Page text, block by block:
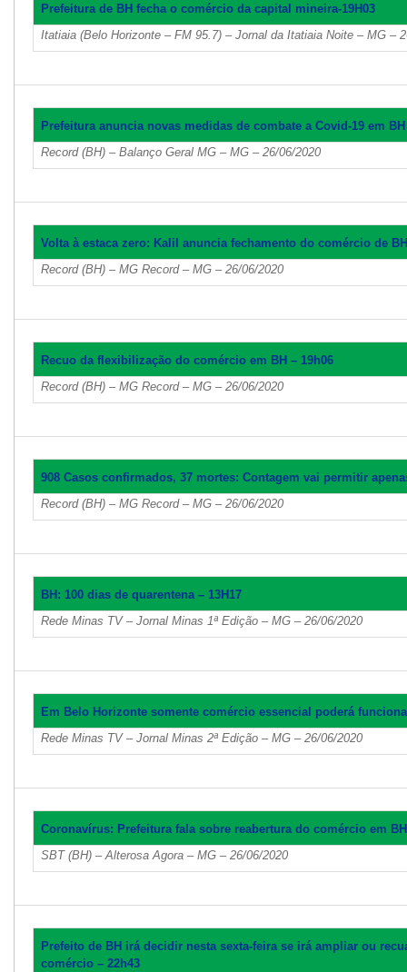
Prefeitura de BH fecha o comércio da capital mineira-19H03
Itatiaia (Belo Horizonte – FM 95.7) – Jornal da Itatiaia Noite – MG –
Prefeitura anuncia novas medidas de combate a Covid-19 em BH
Record (BH) – Balanço Geral MG – MG – 26/06/2020
Volta à estaca zero: Kalil anuncia fechamento do comércio de
Record (BH) – MG Record – MG – 26/06/2020
Recuo da flexibilização do comércio em BH – 19h06
Record (BH) – MG Record – MG – 26/06/2020
908 Casos confirmados, 37 mortes: Contagem vai permitir
Record (BH) – MG Record – MG – 26/06/2020
BH: 100 dias de quarentena – 13H17
Rede Minas TV – Jornal Minas 1ª Edição – MG – 26/06/2020
Em Belo Horizonte somente comércio essencial poderá
Rede Minas TV – Jornal Minas 2ª Edição – MG – 26/06/2020
Coronavírus: Prefeitura fala sobre reabertura do comércio em BH
SBT (BH) – Alterosa Agora – MG – 26/06/2020
Prefeito de BH irá decidir nesta sexta-feira se irá ampliar ou
comércio – 22h43